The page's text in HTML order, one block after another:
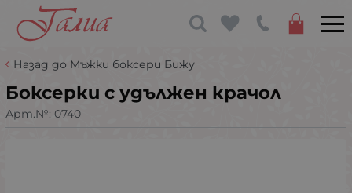
Назад до Мъжки боксери Бижу
Боксерки с удължен крачол
Арт.№: 0740